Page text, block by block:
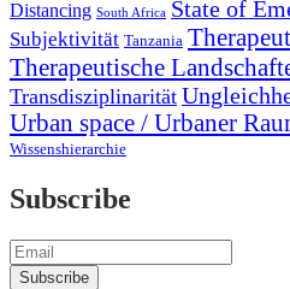
Distancing South Africa State of
Subjektivität Tanzania
Therapeutische
Transdisziplinarität
Urban space / Urbaner
Wissenshierarchie
Subscribe